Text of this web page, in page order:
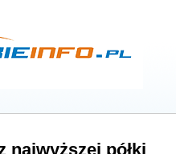
najwyższej półki